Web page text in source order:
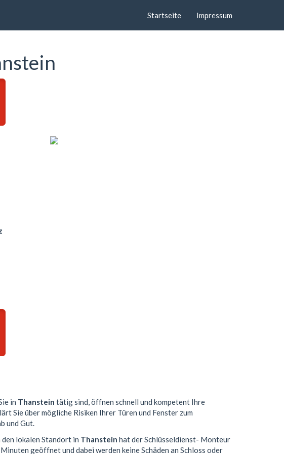
Startseite Impressum
in Thanstein tätig sind, öffnen schnell und kompetent Ihre
Sie über mögliche Risiken Ihrer Türen und Fenster zum
und Gut.
den lokalen Standort in Thanstein hat der Schlüsseldienst- Monteur
geöffnet und dabei werden keine Schäden an Schloss oder